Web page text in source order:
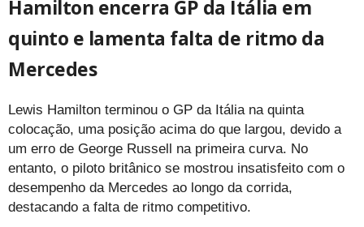
Hamilton encerra GP da Itália em
quinto e lamenta falta de ritmo da
Mercedes
Lewis Hamilton terminou o GP da Itália na quinta
colocação, uma posição acima do que largou, devido a
um erro de George Russell na primeira curva. No
entanto, o piloto britânico se mostrou insatisfeito com o
desempenho da Mercedes ao longo da corrida,
destacando a falta de ritmo competitivo.